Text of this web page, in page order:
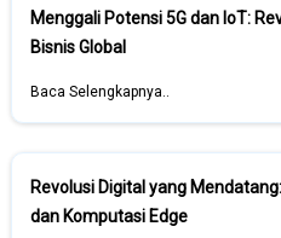
Menggali Potensi 5G dan IoT:
Bisnis Global
Baca Selengkapnya..
Revolusi Digital yang
dan Komputasi Edge